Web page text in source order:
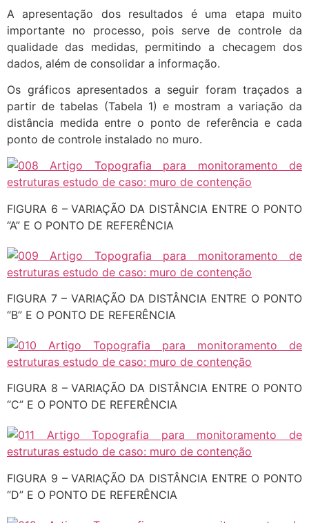
A apresentação dos resultados é uma etapa muito
importante no processo, pois serve de controle da
qualidade das medidas, permitindo a checagem dos
dados, além de consolidar a informação.
Os gráficos apresentados a seguir foram traçados a
partir de tabelas (Tabela 1) e mostram a variação da
distância medida entre o ponto de referência e cada
ponto de controle instalado no muro.
FIGURA 6 – VARIAÇÃO DA DISTÂNCIA ENTRE O PONTO
“A” E O PONTO DE REFERÊNCIA
FIGURA 7 – VARIAÇÃO DA DISTÂNCIA ENTRE O PONTO
“B” E O PONTO DE REFERÊNCIA
FIGURA 8 – VARIAÇÃO DA DISTÂNCIA ENTRE O PONTO
“C” E O PONTO DE REFERÊNCIA
FIGURA 9 – VARIAÇÃO DA DISTÂNCIA ENTRE O PONTO
“D” E O PONTO DE REFERÊNCIA